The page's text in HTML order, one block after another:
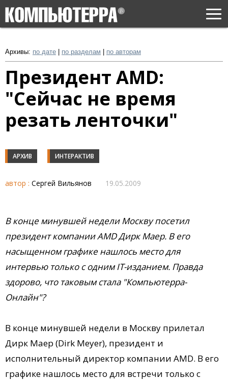
Архивы: по дате по разделам по авторам
Президент AMD:
"Сейчас не время
резать ленточки"
АРХИВ ИНТЕРАКТИВ
автор : Сергей Вильянов 19.05.2009
В конце минувшей недели Москву посетил
президент компании AMD Дирк Маер. В его
насыщенном графике нашлось место для
интервью только с одним IT-изданием. Правда
здорово, что таковым стала "Компьютерра-
Онлайн"?
В конце минувшей недели в Москву прилетал
Дирк Маер (Dirk Meyer), президент и
исполнительный директор компании AMD. В его
графике нашлось место для встречи только с